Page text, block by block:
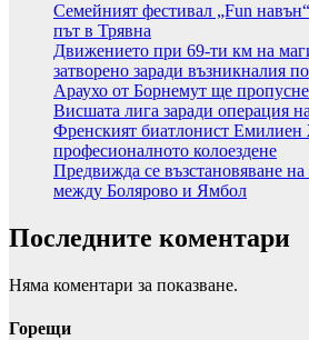
Семейният фестивал „Fun
път в Трявна
Движението при 69-ти км на
затворено заради възникналия
Араухо от Борнемут ще пропусне
Висшата лига заради операция
Френският биатлонист
професионалното колоездене
Предвижда се възстановяване на
между Болярово и Ямбол
Последните коментари
Няма коментари за показване.
Горещи